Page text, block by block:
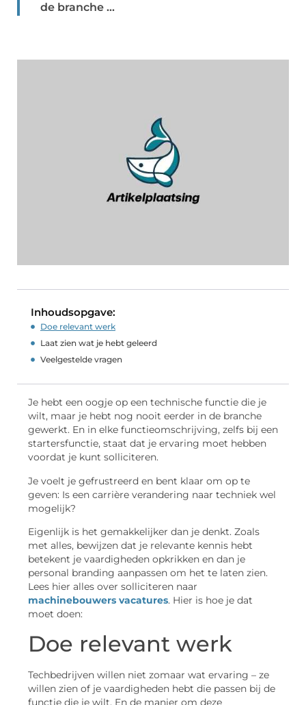
de branche ...
Inhoudsopgave:
Doe relevant werk
Laat zien wat je hebt geleerd
Veelgestelde vragen
Je hebt een oogje op een technische functie die je
wilt, maar je hebt nog nooit eerder in de branche
gewerkt. En in elke functieomschrijving, zelfs bij een
startersfunctie, staat dat je ervaring moet hebben
voordat je kunt solliciteren.
Je voelt je gefrustreerd en bent klaar om op te
geven: Is een carrière verandering naar techniek wel
mogelijk?
Eigenlijk is het gemakkelijker dan je denkt. Zoals
met alles, bewijzen dat je relevante kennis hebt
betekent je vaardigheden opkrikken en dan je
personal branding aanpassen om het te laten zien.
Lees hier alles over solliciteren naar
machinebouwers vacatures. Hier is hoe je dat
moet doen:
Doe relevant werk
Techbedrijven willen niet zomaar wat ervaring – ze
willen zien of je vaardigheden hebt die passen bij de
functie die je wilt. En de manier om deze